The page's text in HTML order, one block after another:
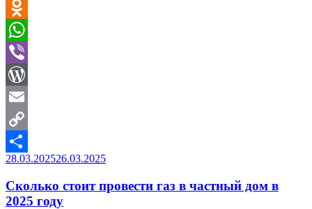
Telegram
Odnoklassniki
WhatsApp
Viber
WordPress
Email
Copy
Link
Отправить
Опубликовано
28.03.202526.03.2025
Сколько стоит провести газ в частный дом в
2025 году